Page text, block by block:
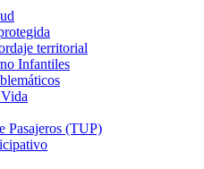
territorial
Infantiles
Pasajeros (TUP)